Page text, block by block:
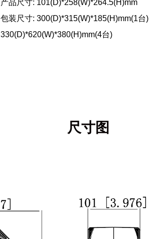
产品尺寸: 101(D)*258(W)*264.5(H)mm
包装尺寸: 300(D)*315(W)*185(H)mm(1台)
330(D)*620(W)*380(H)mm(4台)
尺寸图